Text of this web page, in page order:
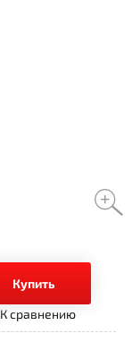
Купить
К сравнению